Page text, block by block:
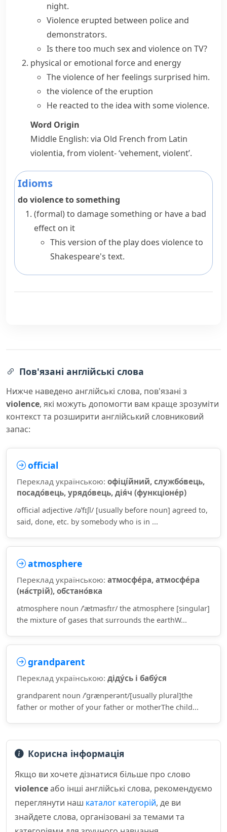
night.
Violence erupted between police and
demonstrators.
Is there too much sex and violence on TV?
physical or emotional force and energy
The violence of her feelings surprised him.
the violence of the eruption
He reacted to the idea with some violence.
Word Origin
Middle English: via Old French from Latin
violentia, from violent-‘vehement, violent’.
Idioms
do violence to something
(formal)to damage something or have a bad
effect on it
This version of the play does violence to
Shakespeare's text.
Пов'язані англійські слова
Нижче наведено англійські слова, пов'язані з
violence, які можуть допомогти вам краще зрозуміти
контекст та розширити англійський словниковий
запас:
official
Переклад українською: офіці́йний, службо́вець,
посадо́вець, урядо́вець, дія́ч (функціоне́р)
official adjective /əˈfɪʃl/ [usually before noun] agreed to,
said, done, etc. by somebody who is in ...
atmosphere
Переклад українською: атмосфе́ра, атмосфе́ра
(на́стрій), обстано́вка
atmosphere noun /ˈætməsfɪr/ the atmosphere [singular]
the mixture of gases that surrounds the earthW...
grandparent
Переклад українською: діду́сь і бабу́ся
grandparent noun /ˈɡrænperənt/[usually plural]the
father or mother of your father or motherThe child...
Корисна інформація
Якщо ви хочете дізнатися більше про слово
violenceабо інші англійські слова, рекомендуємо
переглянути наш каталог категорій, де ви
знайдете слова, організовані за темами та